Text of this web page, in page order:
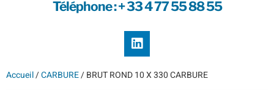
Téléphone : + 33 4 77 55 88 55
Accueil/CARBURE/ BRUT ROND 10 X 330 CARBURE